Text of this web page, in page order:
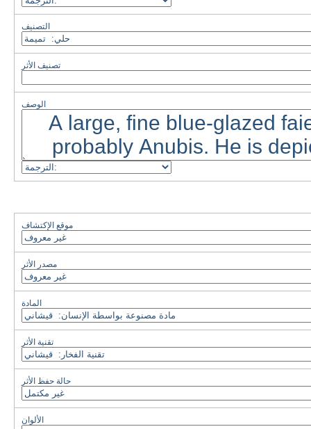
التصنيف
تصنيف الأثر
الوصف
موقع الإكتشاف
مصدر الأثر
المادة
تقنية الأثر
حالة حفظ الأثر
الألوان